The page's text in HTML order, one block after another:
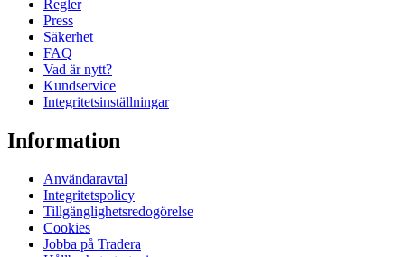
Regler
Press
Säkerhet
FAQ
Vad är nytt?
Kundservice
Integritetsinställningar
Information
Användaravtal
Integritetspolicy
Tillgänglighetsredogörelse
Cookies
Jobba på Tradera